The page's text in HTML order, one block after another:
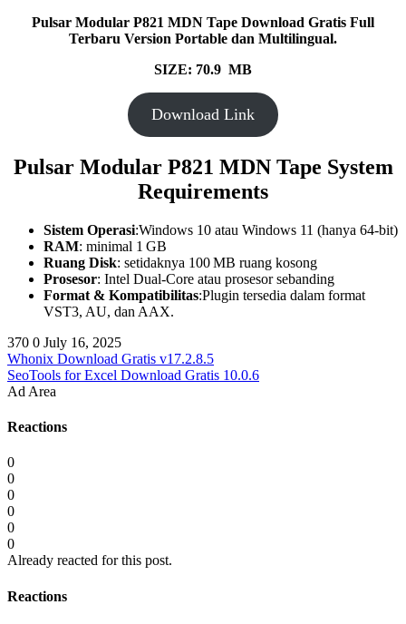
Pulsar Modular P821 MDN Tape Download Gratis Full
Terbaru Version Portable dan Multilingual.
SIZE: 70.9 MB
Download Link
Pulsar Modular P821 MDN Tape System
Requirements
Sistem Operasi:Windows 10 atau Windows 11 (hanya 64-bit)
RAM: minimal 1 GB
Ruang Disk: setidaknya 100 MB ruang kosong
Prosesor: Intel Dual‑Core atau prosesor sebanding
Format & Kompatibilitas:Plugin tersedia dalam format
VST3, AU, dan AAX.
370 0 July 16, 2025
Whonix Download Gratis v17.2.8.5
SeoTools for Excel Download Gratis 10.0.6
Ad Area
Reactions
0
0
0
0
0
0
Already reacted for this post.
Reactions